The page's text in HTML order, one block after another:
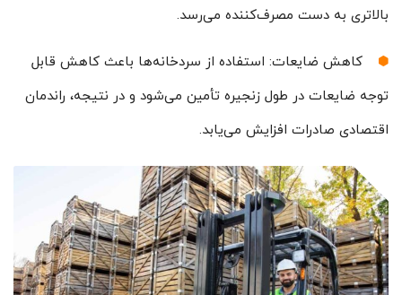
بالاتری به دست مصرف‌کننده می‌رسد.
کاهش ضایعات: استفاده از سردخانه‌ها باعث کاهش قابل
توجه ضایعات در طول زنجیره تأمین می‌شود و در نتیجه، راندمان
اقتصادی صادرات افزایش می‌یابد.